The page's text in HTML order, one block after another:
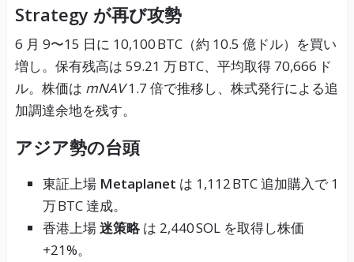
Strategy が再び攻勢
6 月 9〜15 日に 10,100 BTC（約 10.5 億ドル）を買い
増し。保有残高は 59.21 万 BTC、平均取得 70,666 ド
ル。株価は mNAV1.7 倍で推移し、株式発行による追
加調達余地を残す。
アジア勢の台頭
東証上場 Metaplanet は 1,112 BTC 追加購入で 1
万 BTC 達成。
香港上場迷策略は 2,440 SOL を取得し株価
+21%。